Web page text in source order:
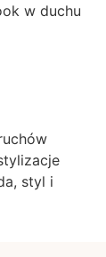
w duchu
styl i